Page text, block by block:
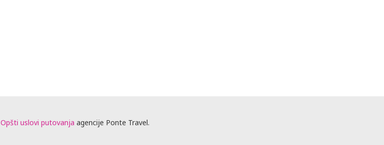
Opšti uslovi putovanja agencije Ponte Travel.